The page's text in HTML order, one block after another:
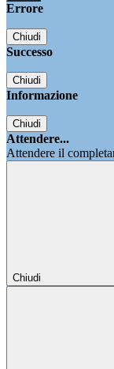
Errore
Chiudi
Successo
Chiudi
Informazione
Chiudi
Attendere...
Attendere il
Chiudi